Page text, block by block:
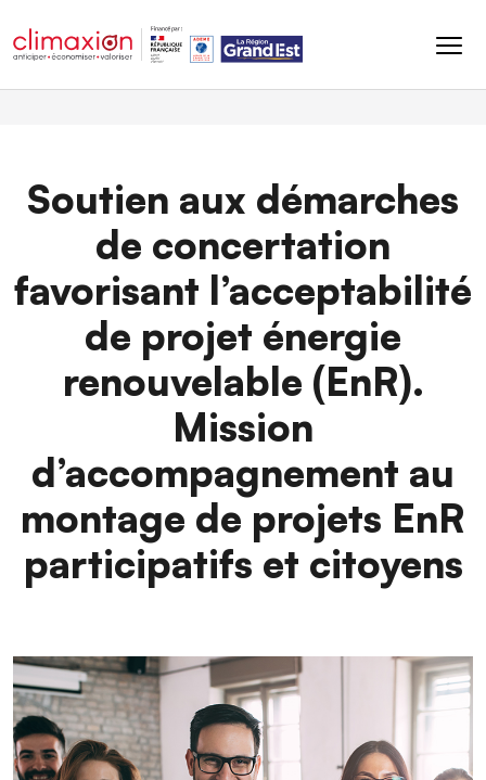
Soutien aux démarches
de concertation
favorisant l’acceptabilité
de projet énergie
renouvelable (EnR).
Mission
d’accompagnement au
montage de projets EnR
participatifs et citoyens